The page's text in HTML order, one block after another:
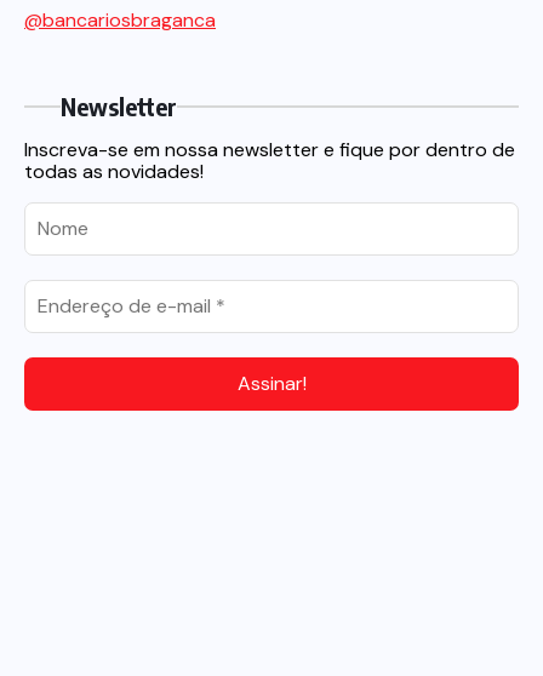
@bancariosbraganca
Newsletter
Inscreva-se em nossa newsletter e fique por dentro de
todas as novidades!